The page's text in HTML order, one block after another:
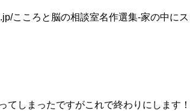
こころと脳の相談室名作選集-家の中に
てしまったですがこれで終わりにします！